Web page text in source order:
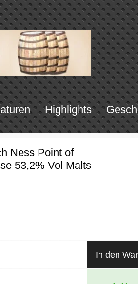
Highlights
Ness Point of
53,2% Vol Malts
In den